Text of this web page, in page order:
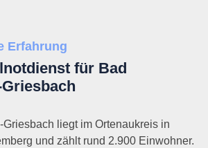
Erfahrung
für Bad
Griesbach liegt im Ortenaukreis in
und zählt rund 2.900 Einwohner.